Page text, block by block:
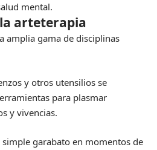
mental.
arteterapia
amplia gama de disciplinas
y otros utensilios se
para plasmar
y vivencias.
simple garabato en momentos de